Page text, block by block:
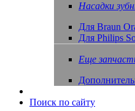
Насадки
Для Braun
Для Philips
Еще
Поиск по сайту